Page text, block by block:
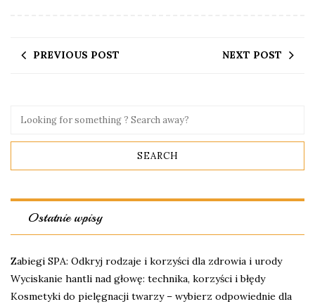
PREVIOUS POST NEXT POST
Ostatnie wpisy
Zabiegi SPA: Odkryj rodzaje i korzyści dla zdrowia i urody
Wyciskanie hantli nad głowę: technika, korzyści i błędy
Kosmetyki do pielęgnacji twarzy – wybierz odpowiednie dla